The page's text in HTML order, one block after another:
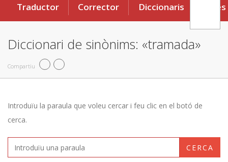
Traductor Corrector Diccionaris Eines
Diccionari de sinònims: «tramada»
Compartiu
Introduïu la paraula que voleu cercar i feu clic en el botó de
cerca.
CERCA